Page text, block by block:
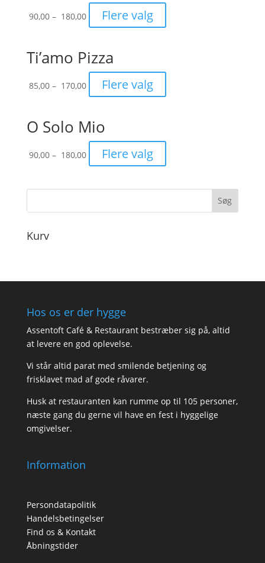
90,00 – 180,00Prisinterval:
90,00
180,00
Flere valg
Ti’amo Pizza
85,00 – 170,00Prisinterval:
85,00
170,00
Flere valg
O Solo Mio
90,00 – 180,00Prisinterval:
90,00
180,00
Flere valg
Kurv
Hos os er der hygge
Assentoft Café & Restaurant bestræber sig på, altid
at levere en god oplevelse.
Vi står altid parat med smilende betjening og
frisklavet mad af gode råvarer.
Husk at restauranten kan rumme op til 105 personer,
næste gang du gerne vil have en fest i hyggelige
omgivelser.
Information
Persondatapolitik
Handelsbetingelser
Find os & Kontakt
Åbningstider